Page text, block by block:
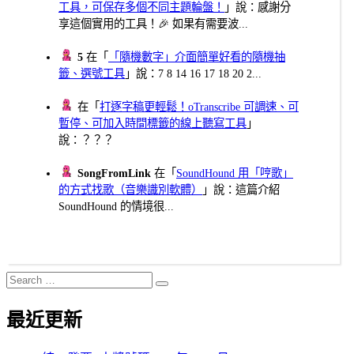
工具，可保存多個不同主題輪盤！
」說：感謝分
享這個實用的工具！🎉 如果有需要波...
5 在「
「隨機數字」介面簡單好看的隨機抽
籤、選號工具 」說：7 8 14 16 17 18 20 2...
在「打逐字稿更輕鬆！oTranscribe 可調速、可
暫停、可加入時間標籤的線上聽寫工具 」
說：？？？
SongFromLink 在「 SoundHound 用「哼歌」
的方式找歌（音樂識別軟體）
」說：這篇介紹
SoundHound 的情境很...
Search
for:
Search
最近更新